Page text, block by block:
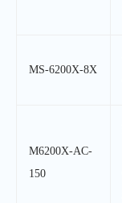
MS-6200X-8X
M6200X-AC-
150